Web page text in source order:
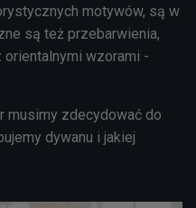
motywów, są w
są też przebarwienia,
wzorami -
musimy zdecydować do
dywanu i jakiej